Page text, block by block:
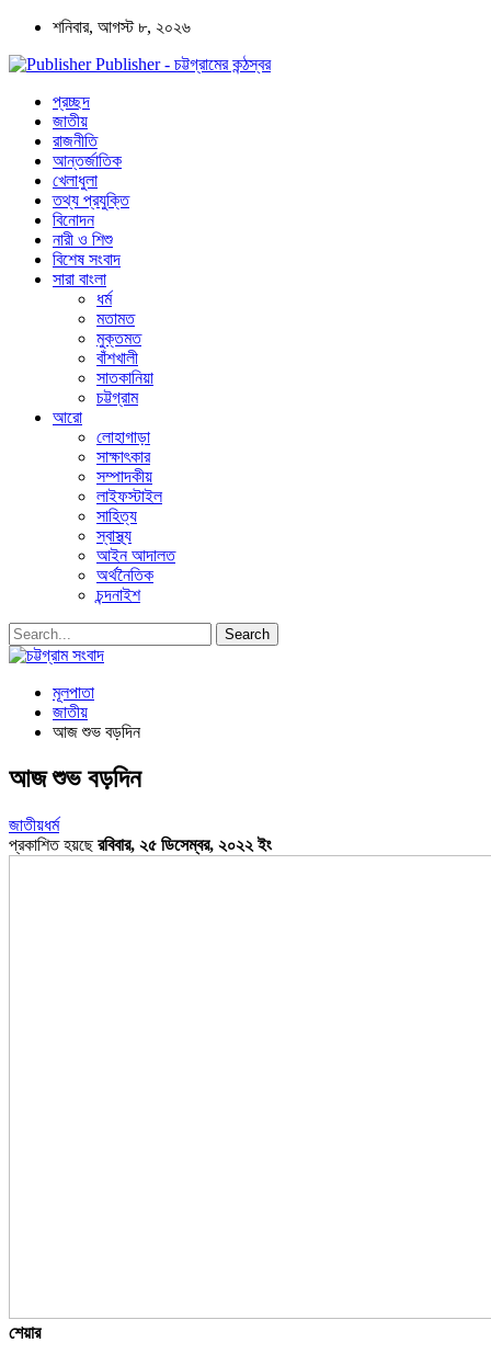
শনিবার, আগস্ট ৮, ২০২৬
Publisher - চট্টগ্রামের কন্ঠস্বর
প্রচ্ছদ
জাতীয়
রাজনীতি
আন্তর্জাতিক
খেলাধুলা
তথ্য প্রযুক্তি
বিনোদন
নারী ও শিশু
বিশেষ সংবাদ
সারা বাংলা
ধর্ম
মতামত
মুক্তমত
বাঁশখালী
সাতকানিয়া
চট্টগ্রাম
আরো
লোহাগাড়া
সাক্ষাৎকার
সম্পাদকীয়
লাইফস্টাইল
সাহিত্য
স্বাস্থ্য
আইন আদালত
অর্থনৈতিক
চন্দনাইশ
মূলপাতা
জাতীয়
আজ শুভ বড়দিন
আজ শুভ বড়দিন
জাতীয়ধর্ম
প্রকাশিত হয়ছেরবিবার, ২৫ ডিসেম্বর, ২০২২ ইং
শেয়ার